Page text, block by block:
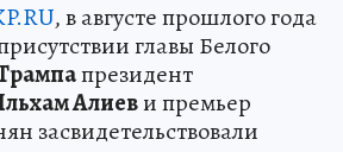
, в августе прошлого года
главы Белого
президент
Алиеви премьер
засвидетельствовали